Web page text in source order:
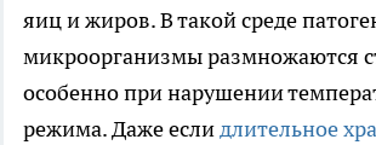
яиц и жиров. В такой среде
микроорганизмы размножаются
особенно при нарушении
режима. Даже еслидлительное